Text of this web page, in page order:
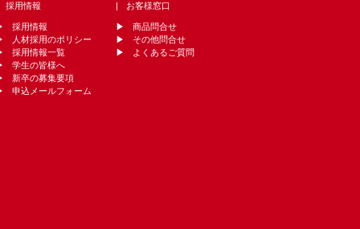
採用情報
採用情報
人材採用のポリシー
採用情報一覧
学生の皆様へ
新卒の募集要項
申込メールフォーム
お客様窓口
商品問合せ
その他問合せ
よくあるご質問